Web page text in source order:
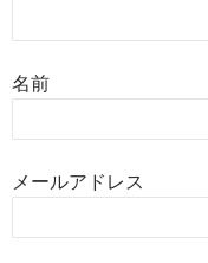
名前
メールアドレス